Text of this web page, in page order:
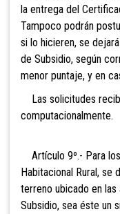
la entrega del
Tampoco podrán
si lo hicieren, se
de Subsidio, según
menor puntaje, y en
Las solicitudes
computacionalmente.
Artículo 9º.- Para
Habitacional Rural, se
terreno ubicado en
Subsidio, sea éste un